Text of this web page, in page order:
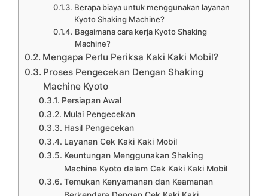
Berapa biaya untuk menggunakan layanan
Kyoto Shaking Machine?
Bagaimana cara kerja Kyoto Shaking
Machine?
Mengapa Perlu Periksa Kaki Kaki Mobil?
Proses Pengecekan Dengan Shaking
Machine Kyoto
Persiapan Awal
Mulai Pengecekan
Hasil Pengecekan
Layanan Cek Kaki Kaki Mobil
Keuntungan Menggunakan Shaking
Machine Kyoto dalam Cek Kaki Kaki Mobil
Temukan Kenyamanan dan Keamanan